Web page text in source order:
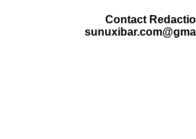
Contact